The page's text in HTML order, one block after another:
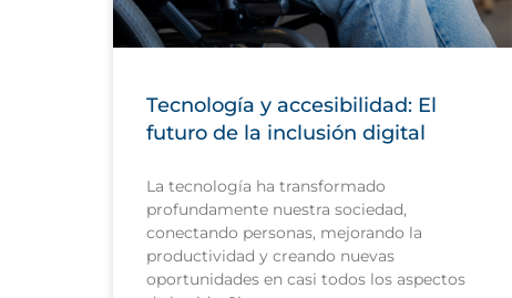
Tecnología y accesibilidad: El
futuro de la inclusión digital
La tecnología ha transformado
profundamente nuestra sociedad,
conectando personas, mejorando la
productividad y creando nuevas
oportunidades en casi todos los aspectos